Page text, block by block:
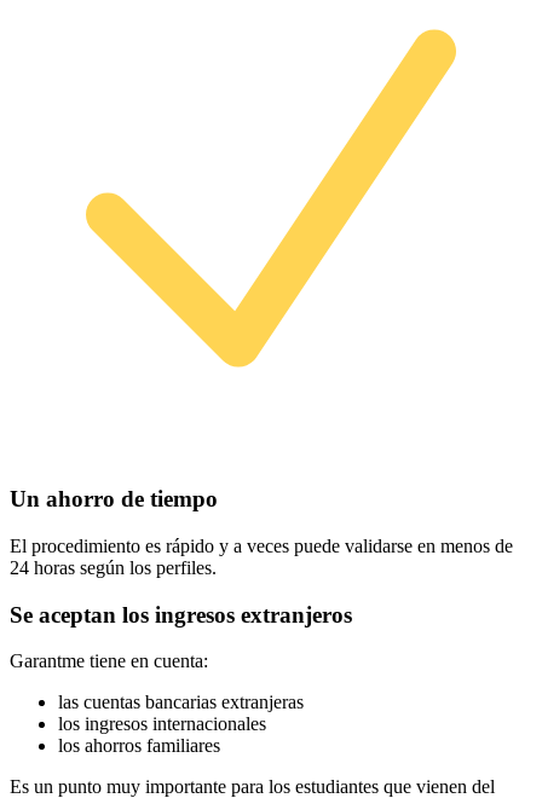
Un ahorro de tiempo
El procedimiento es rápido y a veces puede validarse en menos de
24 horas según los perfiles.
Se aceptan los ingresos extranjeros
Garantme tiene en cuenta:
las cuentas bancarias extranjeras
los ingresos internacionales
los ahorros familiares
Es un punto muy importante para los estudiantes que vienen del